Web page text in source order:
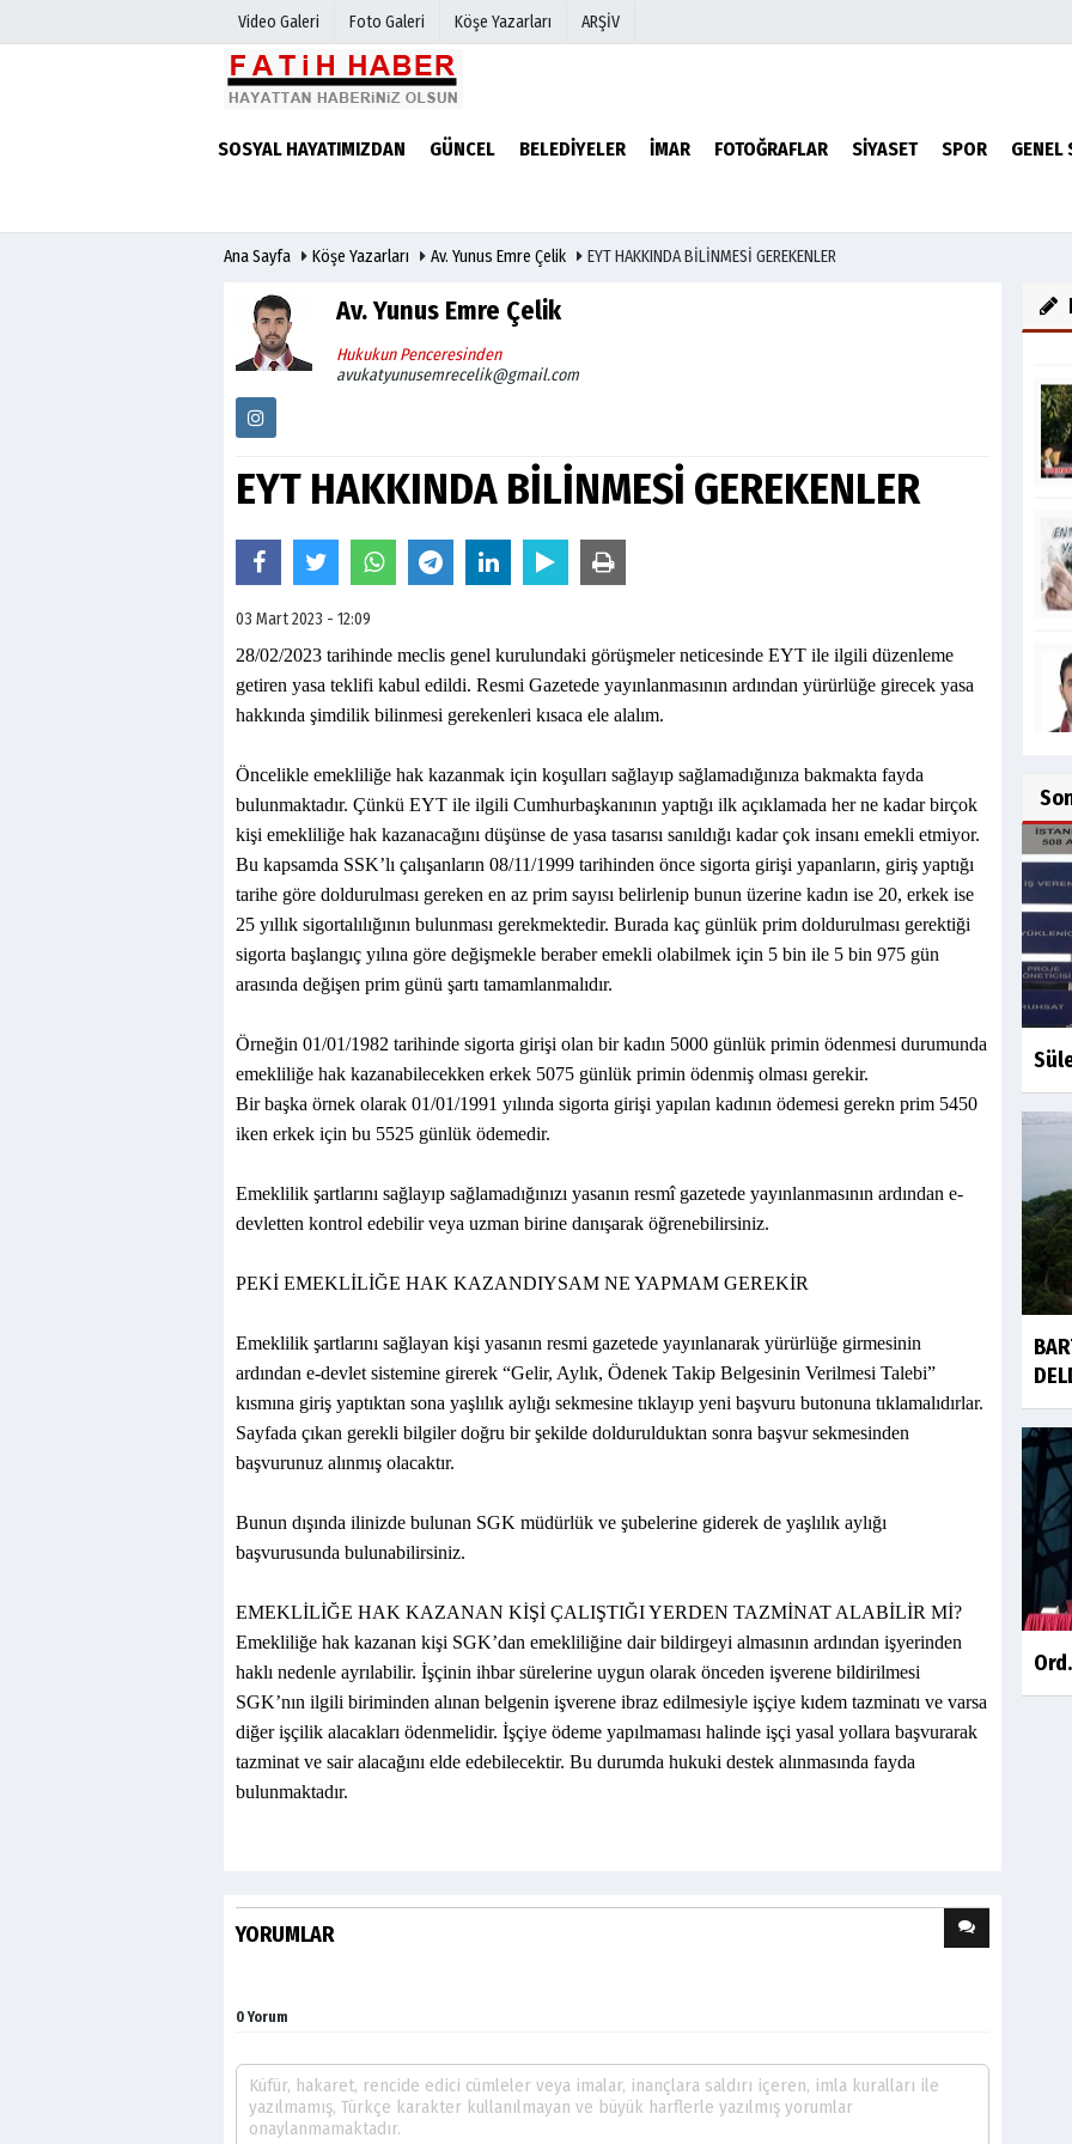
Video Galeri Foto Galeri Köşe Yazarları ARŞİV
SOSYAL HAYATIMIZDAN GÜNCEL BELEDİYELER İMAR FOTOĞRAFLAR SİYASET SPOR GENEL
Biyografiler
Köşe Yazarları
Ana Sayfa Köşe Yazarları Av. Yunus Emre Çelik EYT HAKKINDA BİLİNMESİ GEREKENLER
Av. Yunus Emre Çelik
Hukukun Penceresinden
avukatyunusemrecelik@gmail.com
EYT HAKKINDA BİLİNMESİ GEREKENLER
03 Mart 2023 - 12:09
28/02/2023 tarihinde meclis genel kurulundaki görüşmeler neticesinde EYT ile ilgili düzenleme
getiren yasa teklifi kabul edildi. Resmi Gazetede yayınlanmasının ardından yürürlüğe girecek yasa
hakkında şimdilik bilinmesi gerekenleri kısaca ele alalım.
Öncelikle emekliliğe hak kazanmak için koşulları sağlayıp sağlamadığınıza bakmakta fayda
bulunmaktadır. Çünkü EYT ile ilgili Cumhurbaşkanının yaptığı ilk açıklamada her ne kadar birçok
kişi emekliliğe hak kazanacağını düşünse de yasa tasarısı sanıldığı kadar çok insanı emekli etmiyor.
Bu kapsamda SSK’lı çalışanların 08/11/1999 tarihinden önce sigorta girişi yapanların, giriş yaptığı
tarihe göre doldurulması gereken en az prim sayısı belirlenip bunun üzerine kadın ise 20, erkek ise
25 yıllık sigortalılığının bulunması gerekmektedir. Burada kaç günlük prim doldurulması gerektiği
sigorta başlangıç yılına göre değişmekle beraber emekli olabilmek için 5 bin ile 5 bin 975 gün
arasında değişen prim günü şartı tamamlanmalıdır.
Örneğin 01/01/1982 tarihinde sigorta girişi olan bir kadın 5000 günlük primin ödenmesi durumunda
emekliliğe hak kazanabilecekken erkek 5075 günlük primin ödenmiş olması gerekir.
Bir başka örnek olarak 01/01/1991 yılında sigorta girişi yapılan kadının ödemesi gerekn prim 5450
iken erkek için bu 5525 günlük ödemedir.
Emeklilik şartlarını sağlayıp sağlamadığınızı yasanın resmî gazetede yayınlanmasının ardından e-
devletten kontrol edebilir veya uzman birine danışarak öğrenebilirsiniz.
PEKİ EMEKLİLİĞE HAK KAZANDIYSAM NE YAPMAM GEREKİR
Emeklilik şartlarını sağlayan kişi yasanın resmi gazetede yayınlanarak yürürlüğe girmesinin
ardından e-devlet sistemine girerek “Gelir, Aylık, Ödenek Takip Belgesinin Verilmesi Talebi”
kısmına giriş yaptıktan sona yaşlılık aylığı sekmesine tıklayıp yeni başvuru butonuna tıklamalıdırlar.
Sayfada çıkan gerekli bilgiler doğru bir şekilde doldurulduktan sonra başvur sekmesinden
başvurunuz alınmış olacaktır.
Bunun dışında ilinizde bulunan SGK müdürlük ve şubelerine giderek de yaşlılık aylığı
başvurusunda bulunabilirsiniz.
EMEKLİLİĞE HAK KAZANAN KİŞİ ÇALIŞTIĞI YERDEN TAZMİNAT ALABİLİR Mİ?
Emekliliğe hak kazanan kişi SGK’dan emekliliğine dair bildirgeyi almasının ardından işyerinden
haklı nedenle ayrılabilir. İşçinin ihbar sürelerine uygun olarak önceden işverene bildirilmesi
SGK’nın ilgili biriminden alınan belgenin işverene ibraz edilmesiyle işçiye kıdem tazminatı ve varsa
diğer işçilik alacakları ödenmelidir. İşçiye ödeme yapılmaması halinde işçi yasal yollara başvurarak
tazminat ve sair alacağını elde edebilecektir. Bu durumda hukuki destek alınmasında fayda
bulunmaktadır.
YORUMLAR
0 Yorum